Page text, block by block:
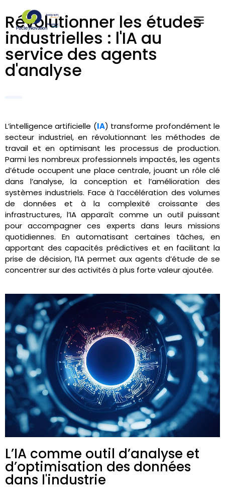
Révolutionner les études
industrielles : l'IA au
service des agents
d'analyse
L’intelligence artificielle (IA) transforme profondément le
secteur industriel, en révolutionnant les méthodes de
travail et en optimisant les processus de production.
Parmi les nombreux professionnels impactés, les agents
d’étude occupent une place centrale, jouant un rôle clé
dans l’analyse, la conception et l’amélioration des
systèmes industriels. Face à l’accélération des volumes
de données et à la complexité croissante des
infrastructures, l’IA apparaît comme un outil puissant
pour accompagner ces experts dans leurs missions
quotidiennes. En automatisant certaines tâches, en
apportant des capacités prédictives et en facilitant la
prise de décision, l’IA permet aux agents d’étude de se
concentrer sur des activités à plus forte valeur ajoutée.
L’IA comme outil d’analyse et
d’optimisation des données
dans l'industrie